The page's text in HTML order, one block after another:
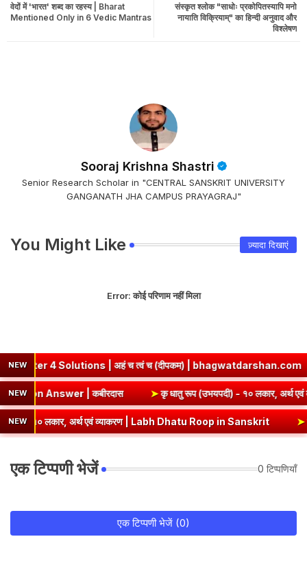
संस्कृत श्लोक "साधोः प्रकोपितस्यापि मनो
नायाति विक्रियाम्" का हिन्दी अनुवाद और
विश्लेषण
वेदों में 'भारत' शब्द का रहस्य | Bharat
Mentioned Only in 6 Vedic Mantras
Sooraj Krishna Shastri
Senior Research Scholar in "CENTRAL SANSKRIT UNIVERSITY
GANGANATH JHA CAMPUS PRAYAGRAJ"
You Might Like ज़्यादा दिखाएं
Error:कोई परिणाम नहीं मिला
NEW | अहं च त्वं च (दीपकम) | bhagwatdarshan.com ➤
NEW & Question Answer | कबीरदास ➤कृ धातु रूप (उभयपदी) -
NEW अर्थ एवं व्याकरण | Labh Dhatu Roop in Sanskrit ➤सेव् धातु रूप
एक टिप्पणी भेजें 0 टिप्पणियाँ
एक टिप्पणी भेजें (0)